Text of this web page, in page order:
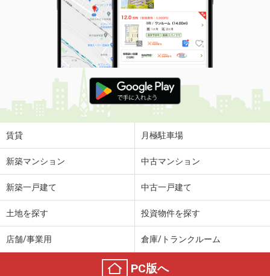
賃貸 月極駐車場
新築マンション 中古マンション
新築一戸建て 中古一戸建て
土地を探す 投資物件を探す
店舗/事業用 倉庫/トランクルーム
PC版へ